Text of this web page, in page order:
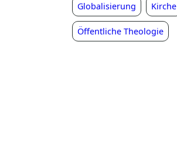
Globalisierung Kirche
Öffentliche Theologie